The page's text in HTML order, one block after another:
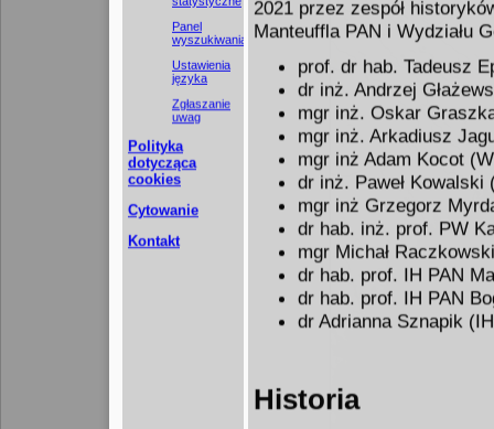
Panel
wyszukiwania
Ustawienia
języka
Zgłaszanie
uwag
Polityka
dotycząca
cookies
Cytowanie
Kontakt
2021 przez zespół
Manteuffla PAN i Wydziału
prof. dr hab. Tadeusz
dr inż. Andrzej
mgr inż. Oskar
mgr inż. Arkadiusz
mgr inż Adam Kocot
dr inż. Paweł Kowalski
mgr inż Grzegorz
dr hab. inż. prof. PW
mgr Michał
dr hab. prof. IH PAN
dr hab. prof. IH PAN
dr Adrianna Sznapik
Historia